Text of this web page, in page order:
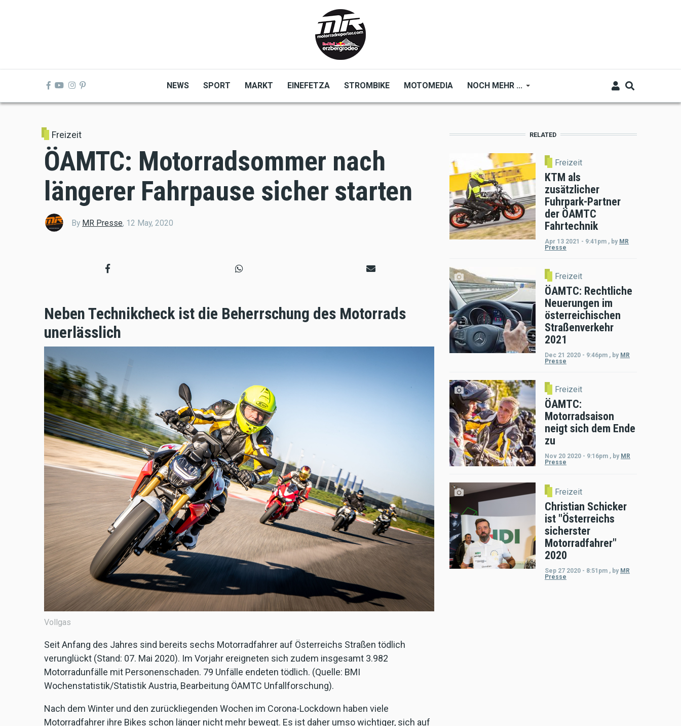
NEWS SPORT MARKT EINEFETZA STROMBIKE MOTOMEDIA NOCH MEHR ...
Freizeit
ÖAMTC: Motorradsommer nach
längerer Fahrpause sicher starten
By MR Presse, 12 May, 2020
Neben Technikcheck ist die Beherrschung des Motorrads
unerlässlich
Vollgas
Seit Anfang des Jahres sind bereits sechs Motorradfahrer auf Österreichs Straßen tödlich
verunglückt (Stand: 07. Mai 2020). Im Vorjahr ereigneten sich zudem insgesamt 3.982
Motorradunfälle mit Personenschaden. 79 Unfälle endeten tödlich. (Quelle: BMI
Wochenstatistik/Statistik Austria, Bearbeitung ÖAMTC Unfallforschung).
Nach dem Winter und den zurückliegenden Wochen im Corona-Lockdown haben viele
Motorradfahrer ihre Bikes schon länger nicht mehr bewegt. Es ist daher umso wichtiger, sich auf
RELATED
Freizeit
KTM als
zusätzlicher
Fuhrpark-Partner
der ÖAMTC
Fahrtechnik
Apr 13 2021 - 9:41pm , by MR
Presse
Freizeit
ÖAMTC: Rechtliche
Neuerungen im
österreichischen
Straßenverkehr
2021
Dec 21 2020 - 9:46pm , by MR
Presse
Freizeit
ÖAMTC:
Motorradsaison
neigt sich dem Ende
zu
Nov 20 2020 - 9:16pm , by MR
Presse
Freizeit
Christian Schicker
ist "Österreichs
sicherster
Motorradfahrer"
2020
Sep 27 2020 - 8:51pm , by MR
Presse